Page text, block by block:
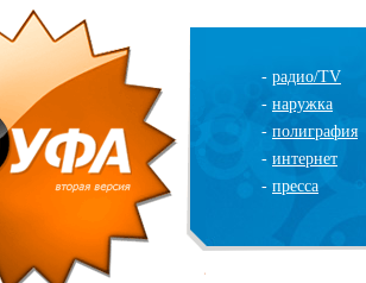
- радио/TV
- наружка
- полиграфия
- интернет
- пресса